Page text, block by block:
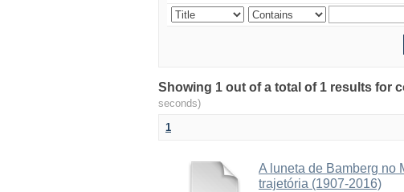
Showing 1 out of a total of 1 results for
seconds)
1
A luneta de Bamberg no
trajetória (1907-2016)